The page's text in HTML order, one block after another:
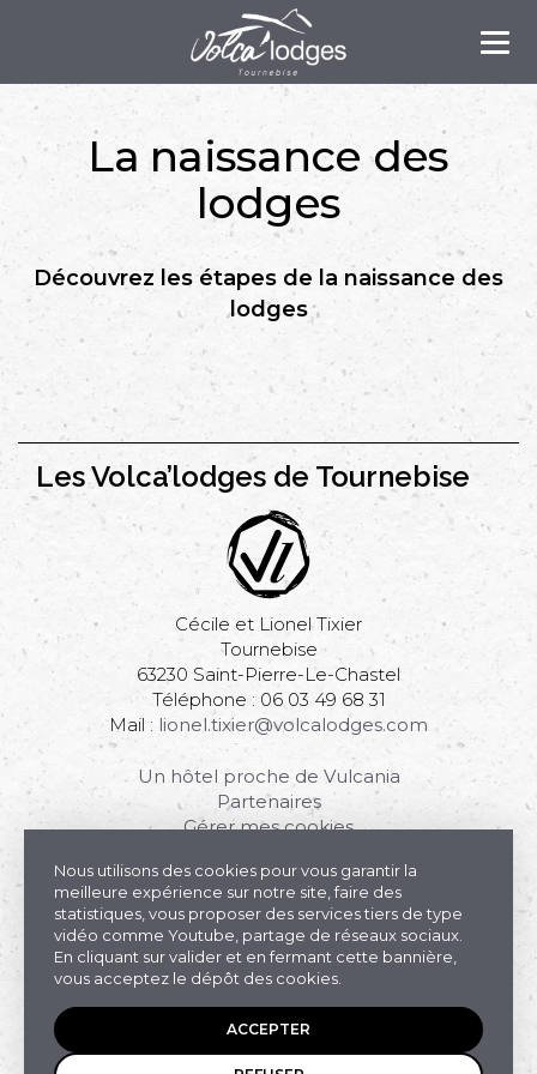
La naissance des
lodges
Découvrez les étapes de la naissance des
lodges
Les Volca’lodges de Tournebise
Cécile et Lionel Tixier
Tournebise
63230 Saint-Pierre-Le-Chastel
Téléphone : 06 03 49 68 31
Mail : lionel.tixier@volcalodges.com
Un hôtel proche de Vulcania
Partenaires
Gérer mes cookies
Nous utilisons des cookies pour vous garantir la
meilleure expérience sur notre site, faire des
statistiques, vous proposer des services tiers de type
vidéo comme Youtube, partage de réseaux sociaux.
En cliquant sur valider et en fermant cette bannière,
vous acceptez le dépôt des cookies.
ACCEPTER